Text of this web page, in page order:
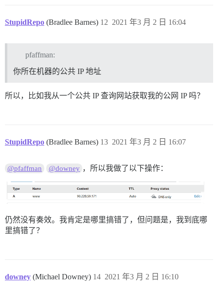
StupidRepo (Bradlee Barnes) 2021 年3 月 2 日 16:04
12
pfaffman:
你所在机器的公共 IP 地址
所以，比如我从一个公共 IP 查询网站获取我的公网 IP 吗？
StupidRepo (Bradlee Barnes) 2021 年3 月 2 日 16:07
13
@pfaffman @downey ，所以我做了以下操作：
仍然没有奏效。我肯定是哪里搞错了，但问题是，我到底哪
里搞错了？
downey (Michael Downey) 2021 年3 月 2 日 16:10
14